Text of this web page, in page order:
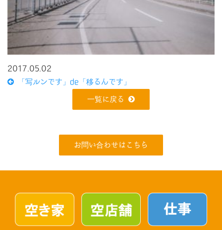
2017.05.02
「写ルンです」de「移るんです」
一覧に戻る
お問い合わせはこちら